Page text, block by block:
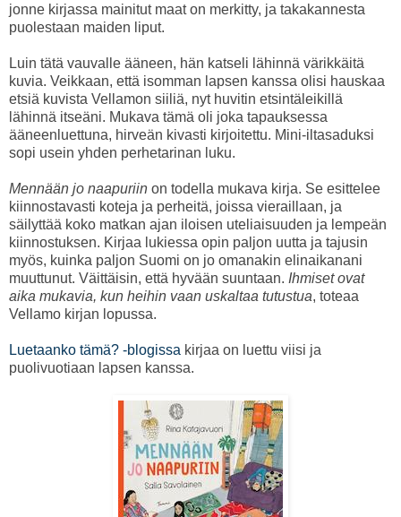
jonne kirjassa mainitut maat on merkitty, ja takakannesta
puolestaan maiden liput.
Luin tätä vauvalle ääneen, hän katseli lähinnä värikkäitä
kuvia. Veikkaan, että isomman lapsen kanssa olisi hauskaa
etsiä kuvista Vellamon siiliä, nyt huvitin etsintäleikillä
lähinnä itseäni. Mukava tämä oli joka tapauksessa
ääneenluettuna, hirveän kivasti kirjoitettu. Mini-iltasaduksi
sopi usein yhden perhetarinan luku.
Mennään jo naapuriin on todella mukava kirja. Se esittelee
kiinnostavasti koteja ja perheitä, joissa vieraillaan, ja
säilyttää koko matkan ajan iloisen uteliaisuuden ja lempeän
kiinnostuksen. Kirjaa lukiessa opin paljon uutta ja tajusin
myös, kuinka paljon Suomi on jo omanakin elinaikanani
muuttunut. Väittäisin, että hyvään suuntaan. Ihmiset ovat
aika mukavia, kun heihin vaan uskaltaa tutustua, toteaa
Vellamo kirjan lopussa.
Luetaanko tämä? -blogissa kirjaa on luettu viisi ja
puolivuotiaan lapsen kanssa.